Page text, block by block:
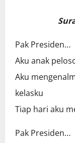
Pak Presiden…
Aku anak
Aku
kelasku
Tiap hari aku
Pak Presiden…